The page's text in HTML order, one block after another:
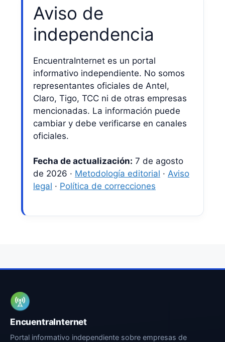
Aviso de
independencia
EncuentraInternet es un portal
informativo independiente. No somos
representantes oficiales de Antel,
Claro, Tigo, TCC ni de otras empresas
mencionadas. La información puede
cambiar y debe verificarse en canales
oficiales.
Fecha de actualización: 7 de agosto
de 2026 · Metodología editorial · Aviso
legal · Política de correcciones
EncuentraInternet
Portal informativo independiente sobre empresas de